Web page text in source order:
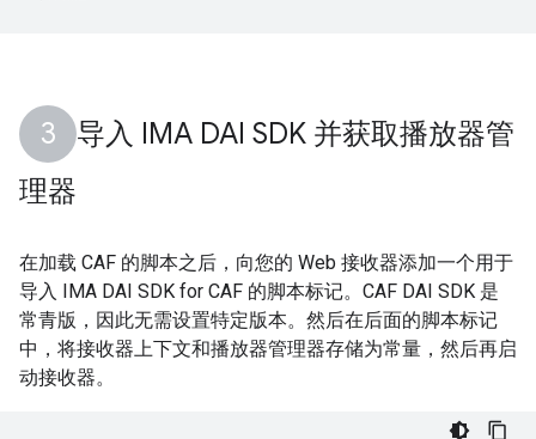
导入 IMA DAI SDK 并获取播放器管
理器
在加载 CAF 的脚本之后，向您的 Web 接收器添加一个用于
导入 IMA DAI SDK for CAF 的脚本标记。CAF DAI SDK 是
常青版，因此无需设置特定版本。然后在后面的脚本标记
中，将接收器上下文和播放器管理器存储为常量，然后再启
动接收器。